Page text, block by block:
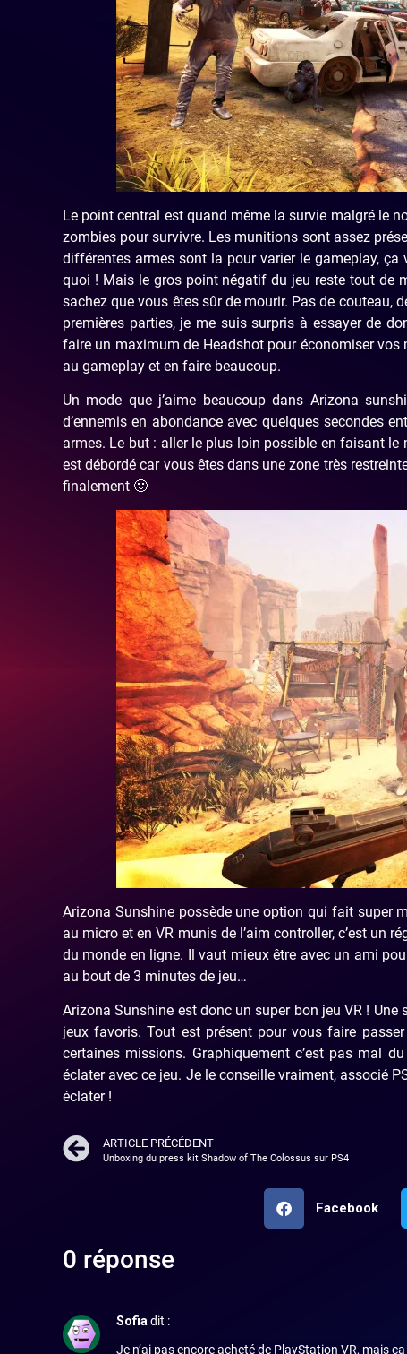
Le point central est quand même la survie malgré le
zombies pour survivre. Les munitions sont assez
différentes armes sont la pour varier le gameplay,
quoi ! Mais le gros point négatif du jeu reste tout de
sachez que vous êtes sûr de mourir. Pas de couteau,
premières parties, je me suis surpris à essayer de
faire un maximum de Headshot pour économiser vos
au gameplay et en faire beaucoup.
Un mode que j’aime beaucoup dans Arizona
d’ennemis en abondance avec quelques secondes
armes. Le but : aller le plus loin possible en faisant le
est débordé car vous êtes dans une zone très
finalement 🙂
Arizona Sunshine possède une option qui fait super
au micro et en VR munis de l’aim controller, c’est un
du monde en ligne. Il vaut mieux être avec un ami
au bout de 3 minutes de jeu…
Arizona Sunshine est donc un super bon jeu VR !
jeux favoris. Tout est présent pour vous faire
certaines missions. Graphiquement c’est pas mal
éclater avec ce jeu. Je le conseille vraiment, associé
éclater !
ARTICLE PRÉCÉDENT
Unboxing du press kit Shadow of The Colossus sur PS4
Facebook
0 réponse
Sofiadit :
Je n’ai pas encore acheté de PlayStation VR, mais